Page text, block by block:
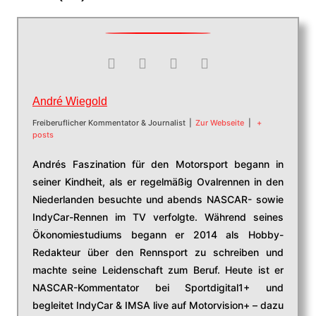
André Wiegold
Freiberuflicher Kommentator & Journalist Zur Webseite
+
posts
Andrés Faszination für den Motorsport begann in
seiner Kindheit, als er regelmäßig Ovalrennen in den
Niederlanden besuchte und abends NASCAR- sowie
IndyCar-Rennen im TV verfolgte. Während seines
Ökonomiestudiums begann er 2014 als Hobby-
Redakteur über den Rennsport zu schreiben und
machte seine Leidenschaft zum Beruf. Heute ist er
NASCAR-Kommentator bei Sportdigital1+ und
begleitet IndyCar & IMSA live auf Motorvision+ – dazu